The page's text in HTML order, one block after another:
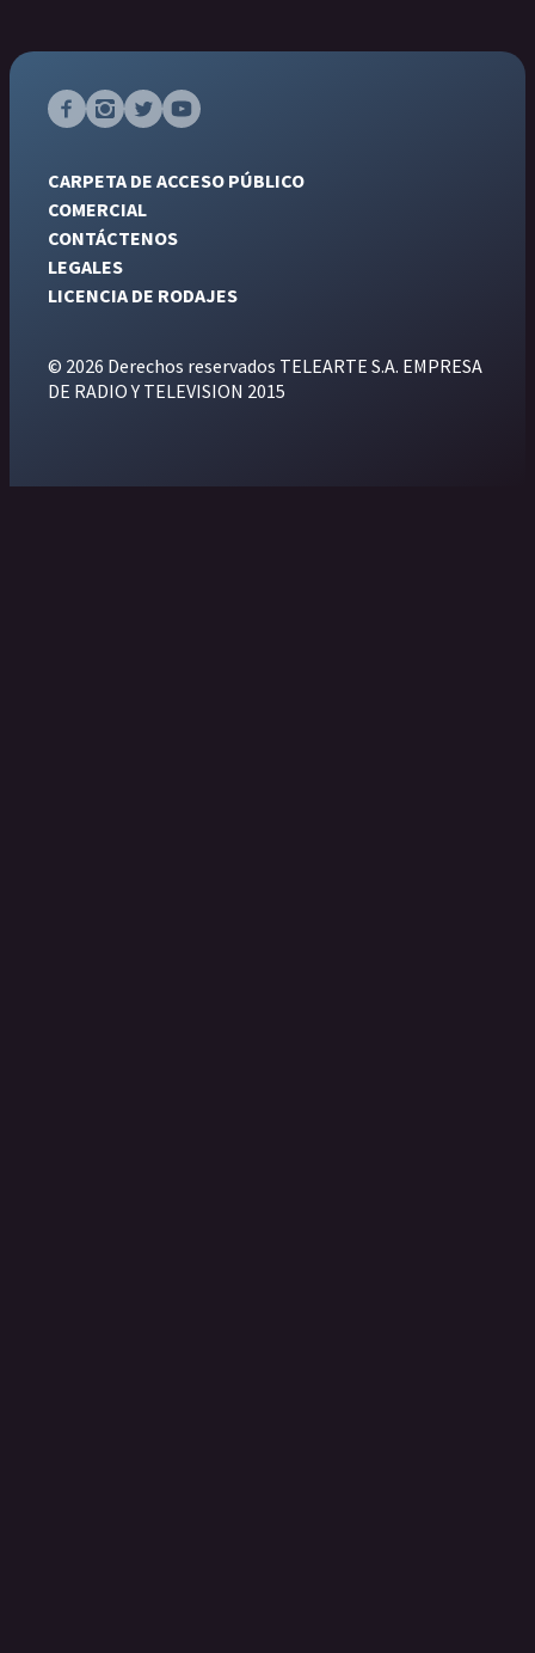
CARPETA DE ACCESO PÚBLICO
COMERCIAL
CONTÁCTENOS
LEGALES
LICENCIA DE RODAJES
© 2026 Derechos reservados TELEARTE S.A. EMPRESA
DE RADIO Y TELEVISION 2015